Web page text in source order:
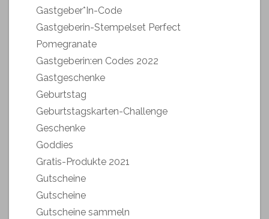
Gastgeber*In-Code
Gastgeberin-Stempelset Perfect
Pomegranate
Gastgeberin:en Codes 2022
Gastgeschenke
Geburtstag
Geburtstagskarten-Challenge
Geschenke
Goddies
Gratis-Produkte 2021
Gutscheine
Gutscheine
Gutscheine sammeln